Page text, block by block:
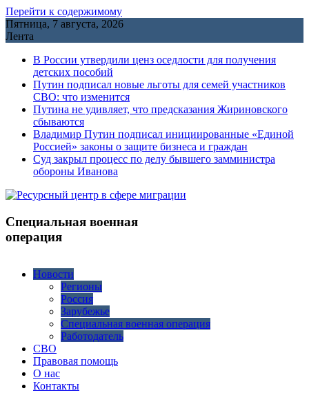
Перейти к содержимому
Пятница, 7 августа, 2026
Лента
В России утвердили ценз оседлости для получения
детских пособий
Путин подписал новые льготы для семей участников
СВО: что изменится
Путина не удивляет, что предсказания Жириновского
сбываются
Владимир Путин подписал инициированные «Единой
Россией» законы о защите бизнеса и граждан
Cуд закрыл процесс по делу бывшего замминистра
обороны Иванова
Специальная военная
операция
Новости
Регионы
Россия
Зарубежье
Специальная военная операция
Работодатель
СВО
Правовая помощь
О нас
Контакты